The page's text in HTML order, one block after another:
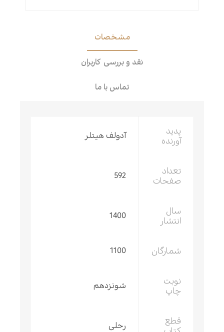
مشخصات
نقد و بررسی کاربران
تماس با ما
پدید
آورنده
آدولف هیتلر
تعداد
صفحات
592
سال
انتشار
1400
شمارگان 1100
نوبت
چاپ
شونزدهم
قطع
رحلی